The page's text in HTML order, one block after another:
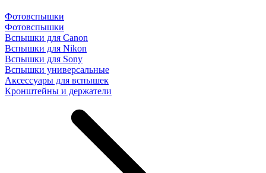
Фотовспышки
Фотовспышки
Вспышки для Canon
Вспышки для Nikon
Вспышки для Sony
Вспышки универсальные
Аксесcуары для вспышек
Кронштейны и держатели